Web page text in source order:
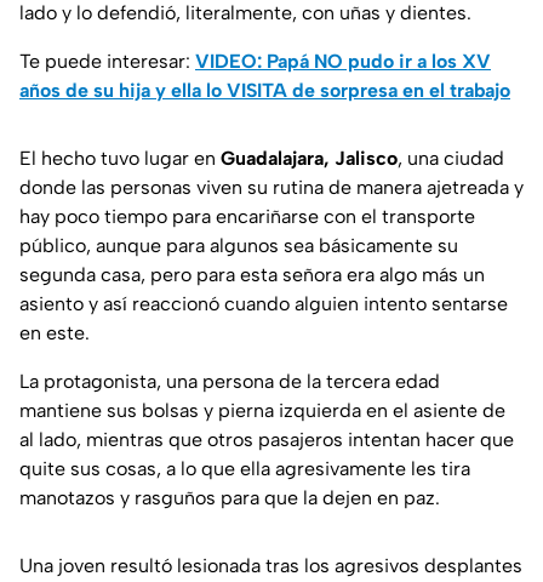
lado y lo defendió, literalmente, con uñas y dientes.
Te puede interesar: VIDEO: Papá NO pudo ir a los XV
años de su hija y ella lo VISITA de sorpresa en el trabajo
El hecho tuvo lugar en Guadalajara, Jalisco, una ciudad
donde las personas viven su rutina de manera ajetreada y
hay poco tiempo para encariñarse con el transporte
público, aunque para algunos sea básicamente su
segunda casa, pero para esta señora era algo más un
asiento y así reaccionó cuando alguien intento sentarse
en este.
La protagonista, una persona de la tercera edad
mantiene sus bolsas y pierna izquierda en el asiente de
al lado, mientras que otros pasajeros intentan hacer que
quite sus cosas, a lo que ella agresivamente les tira
manotazos y rasguños para que la dejen en paz.
Una joven resultó lesionada tras los agresivos desplantes